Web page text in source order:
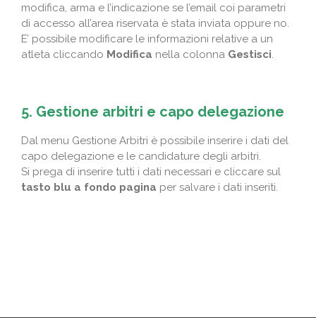
modifica, arma e l’indicazione se l’email coi parametri
di accesso all’area riservata è stata inviata oppure no.
E’ possibile modificare le informazioni relative a un
atleta cliccando Modifica nella colonna Gestisci.
5. Gestione arbitri e capo delegazione
Dal menu Gestione Arbitri è possibile inserire i dati del
capo delegazione e le candidature degli arbitri.
Si prega di inserire tutti i dati necessari e cliccare sul
tasto blu a fondo pagina per salvare i dati inseriti.